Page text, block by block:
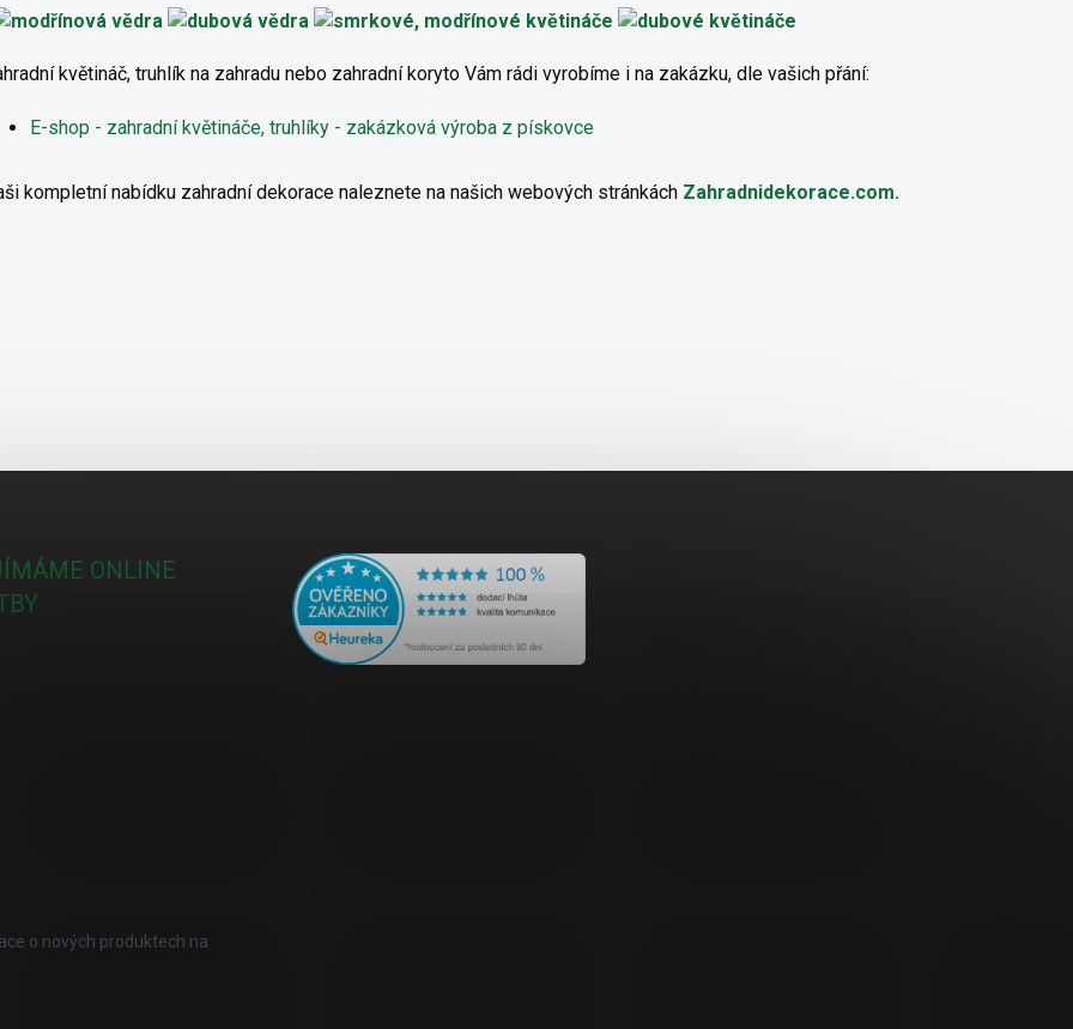
květináč, truhlík na zahradu nebo zahradní koryto Vám rádi vyrobíme i na zakázku, dle vašich přání:
E-shop - zahradní květináče, truhlíky - zakázková výroba z pískovce
kompletní nabídku zahradní dekorace naleznete na našich webových stránkách Zahradnidekorace.com.
ONLINE
o nových produktech na